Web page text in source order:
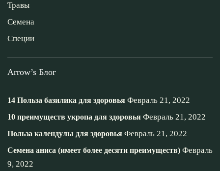
Травы
Семена
Специи
Arrow’s Блог
14 Польза базилика для здоровья Февраль 21, 2022
10 преимуществ укропа для здоровья Февраль 21, 2022
Польза календулы для здоровья Февраль 21, 2022
Семена аниса (имеет более десяти преимуществ) Февраль
9, 2022